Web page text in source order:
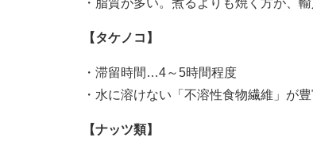
・脂質が多い。煮るよりも焼く方が、
【タケノコ】
・滞留時間…4～5時間程度
・水に溶けない「不溶性食物繊維」が
【ナッツ類】